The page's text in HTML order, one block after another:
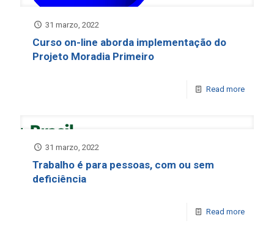
31 marzo, 2022
Curso on-line aborda implementação do
Projeto Moradia Primeiro
Read more
31 marzo, 2022
Trabalho é para pessoas, com ou sem
deficiência
Read more